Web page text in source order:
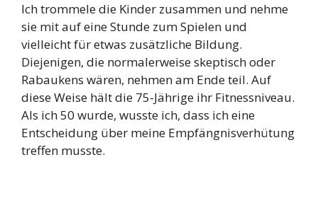
Ich trommele die Kinder zusammen und nehme
sie mit auf eine Stunde zum Spielen und
vielleicht für etwas zusätzliche Bildung.
Diejenigen, die normalerweise skeptisch oder
Rabaukens wären, nehmen am Ende teil. Auf
diese Weise hält die 75-Jährige ihr Fitnessniveau.
Als ich 50 wurde, wusste ich, dass ich eine
Entscheidung über meine Empfängnisverhütung
treffen musste.